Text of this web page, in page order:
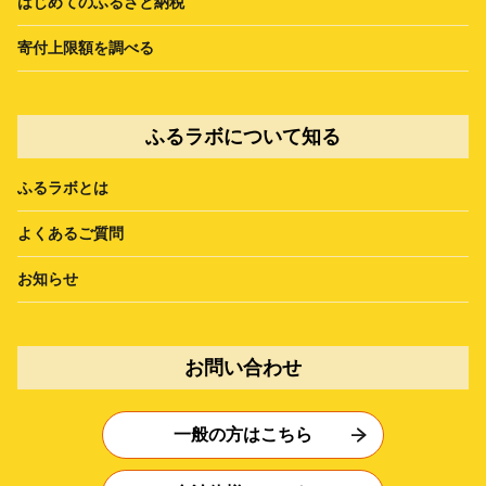
寄付上限額を調べる
ふるラボについて知る
ふるラボとは
よくあるご質問
お知らせ
お問い合わせ
一般の方はこちら